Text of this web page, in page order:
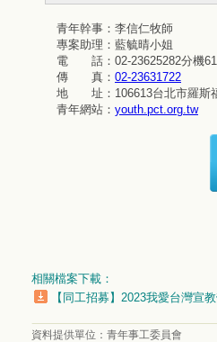
青年幹事：李信仁牧師
專案助理：藍毓晴小姐
電 話：02-23625282分機
傳 真： 02-23631722
地 址：106613台北市羅斯
青年網站： youth.pct.org.tw
相關檔案下載：
【同工招募】2023我愛台灣宣
資料提供單位： 青年事工委員會